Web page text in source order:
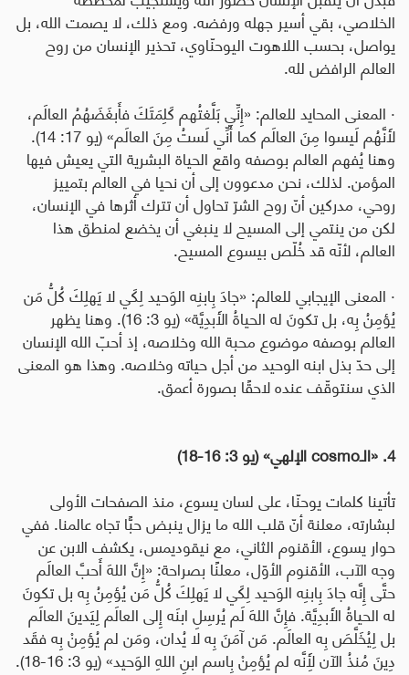
الخلاصي، بقي أسير جهله ورفضه. ومع ذلك، لا يصمت الله، بل
يواصل، بحسب اللاهوت اليوحنّاوي، تحذير الإنسان من روح
العالم الرافض لله.
· المعنى المحايد للعالم: «إِنِّي بَلَّغتُهم كَلِمَتَكَ فأَبغَضَهُمُ العالَم،
لأَنَّهُم لَيسوا مِنَ العالَم كما أَنِّي لَستُ مِنَ العالَم» (يو 17: 14).
وهنا يُفهم العالم بوصفه واقع الحياة البشرية التي يعيش فيها
المؤمن. لذلك، نحن مدعوون إلى أن نحيا في العالم بتمييز
روحي، مدركين أنّ روح الشرّ تحاول أن تترك أثرها في الإنسان،
لكن من ينتمي إلى المسيح لا ينبغي أن يخضع لمنطق هذا
العالم، لأنّه قد خُلّص بيسوع المسيح.
· المعنى الإيجابي للعالم: «جادَ بِابنِه الوَحيد لِكَي لا يَهلِكَ كُلُّ مَن
يُؤمِنُ بِه، بل تكونَ له الحياةُ الأَبدِيَّة» (يو 3: 16). وهنا يظهر
العالم بوصفه موضوع محبة الله وخلاصه، إذ أحبّ الله الإنسان
إلى حدّ بذل ابنه الوحيد من أجل حياته وخلاصه. وهذا هو المعنى
الذي سنتوقّف عنده لاحقًا بصورة أعمق.
4. «الـ cosmoالإلهي» (يو 3: 16-18)
تأتينا كلمات يوحنّا، على لسان يسوع، منذ الصفحات الأولى
لبشارته، معلنة أنّ قلب الله ما يزال ينبض حبًّا تجاه عالمنا. ففي
حوار يسوع، الأقنوم الثاني، مع نيقوديمس، يكشف الابن عن
وجه الآب، الأقنوم الأوّل، معلنًا بصراحة: «إِنَّ اللهَ أَحبَّ العالَم
حتَّى إِنَّه جادَ بِابنِه الوَحيد لِكَي لا يَهلِكَ كُلُّ مَن يُؤمِنُ بِه بل تكونَ
له الحياةُ الأَبدِيَّة. فإِنَّ اللهَ لَم يُرسِلِ ابنَه إِلى العالَم لِيَدينَ العالَم
بل لِيُخَلَّصَ بِه العالَم. مَن آمَنَ بِه لا يُدان، ومَن لم يُؤمِنْ بِه فقَد
دِينَ مُنذُ الآن لِأَنَّه لم يُؤمِنْ بِاسمِ ابنِ اللهِ الوَحيد» (يو 3: 16-18).